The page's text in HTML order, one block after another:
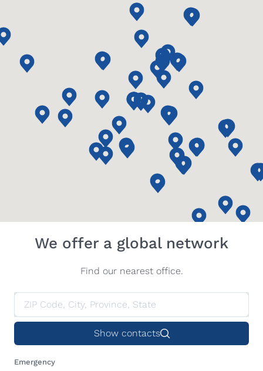
We offer a global network
Find our nearest office.
Show contacts
Emergency